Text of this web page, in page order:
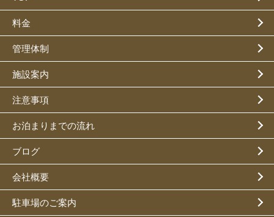
料金
管理体制
施設案内
注意事項
お泊まりまでの流れ
ブログ
会社概要
駐車場のご案内